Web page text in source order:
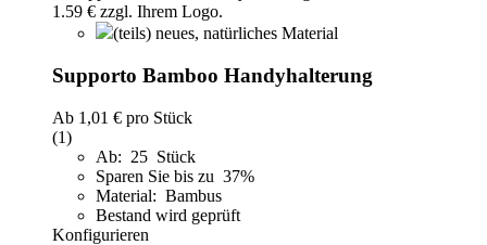
(teils) neues, natürliches Material
Supporto Bamboo Handyhalterung
Ab 1,01 € pro Stück
(1)
Ab: 25 Stück
Sparen Sie bis zu 37%
Material: Bambus
Bestand wird geprüft
Konfigurieren